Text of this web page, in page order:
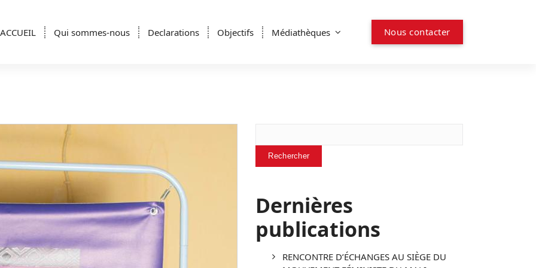
ACCUEIL Qui sommes-nous Declarations Objectifs Médiathèques Nous contacter
Rechercher
Dernières
publications
RENCONTRE D’ÉCHANGES AU SIÈGE DU